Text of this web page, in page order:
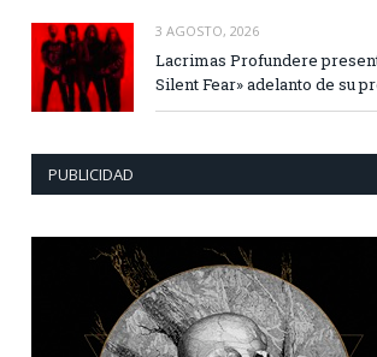
3 AGOSTO, 2026
Lacrimas Profundere
Silent Fear» adelanto de su
PUBLICIDAD